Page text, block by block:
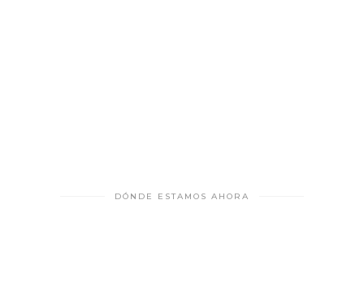
DÓNDE ESTAMOS AHORA